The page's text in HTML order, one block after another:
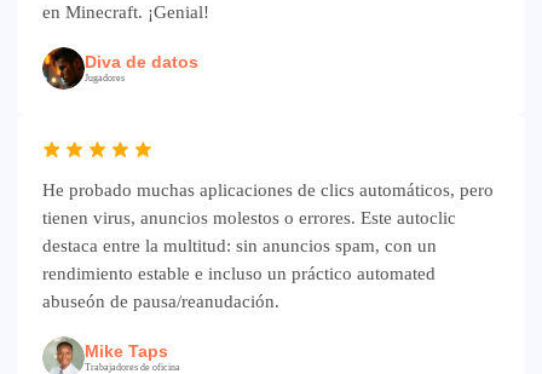
en Minecraft. ¡Genial!
Diva de datos
Jugadores
He probado muchas aplicaciones de clics automáticos, pero
tienen virus, anuncios molestos o errores. Este autoclic
destaca entre la multitud: sin anuncios spam, con un
rendimiento estable e incluso un práctico automated
abuseón de pausa/reanudación.
Mike Taps
Trabajadores de oficina